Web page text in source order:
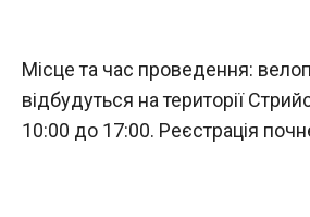
Місце та час проведення:
відбудуться на території
10:00 до 17:00. Реєстрація